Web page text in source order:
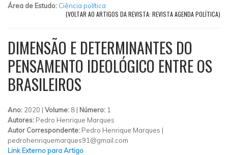
Área de Estudo: Ciência política
(VOLTAR AO ARTIGOS DA REVISTA: REVISTA AGENDA POLÍTICA)
DIMENSÃO E DETERMINANTES DO
PENSAMENTO IDEOLÓGICO ENTRE OS
BRASILEIROS
Ano: 2020 | Volume: 8 | Número: 1
Autores: Pedro Henrique Marques
Autor Correspondente: Pedro Henrique Marques |
pedrohenriquemarques91@gmail.com
Link Externo para Artigo